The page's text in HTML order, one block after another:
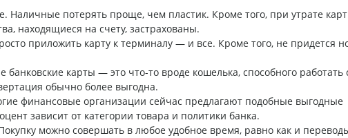
Наличные потерять проще, чем пластик. Кроме того, при утрате
находящиеся на счету, застрахованы.
приложить карту к терминалу — и все. Кроме того, не придется
карты — это что-то вроде кошелька, способного работать
обычно более выгодна.
финансовые организации сейчас предлагают подобные выгодные
зависит от категории товара и политики банка.
можно совершать в любое удобное время, равно как и